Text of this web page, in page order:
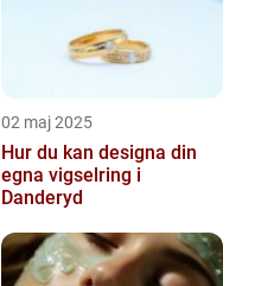
02 maj 2025
Hur du kan designa din
egna vigselring i
Danderyd